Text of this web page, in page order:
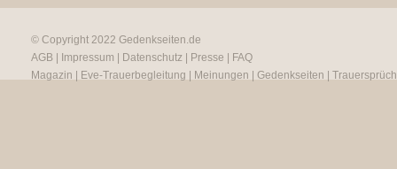
© Copyright 2022 Gedenkseiten.de
AGB
Impressum Datenschutz Presse
FAQ
Magazin
Eve-Trauerbegleitung Meinungen Gedenkseiten